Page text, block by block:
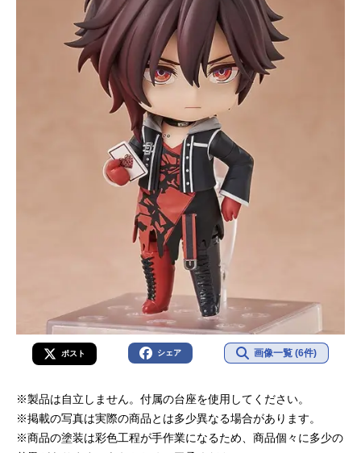
ポスト シェア 画像一覧 (6件)
※製品は自立しません。付属の台座を使用してください。
※掲載の写真は実際の商品とは多少異なる場合があります。
※商品の塗装は彩色工程が手作業になるため、商品個々に多少の